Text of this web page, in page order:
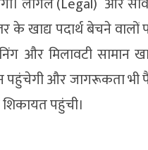
के खाद्य पदार्थ बेचने
और मिलावटी सामान
पहुंचेगी और जागरूकता भी
पहुंची।